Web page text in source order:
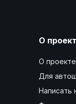
О
О проекте
Для
Написать